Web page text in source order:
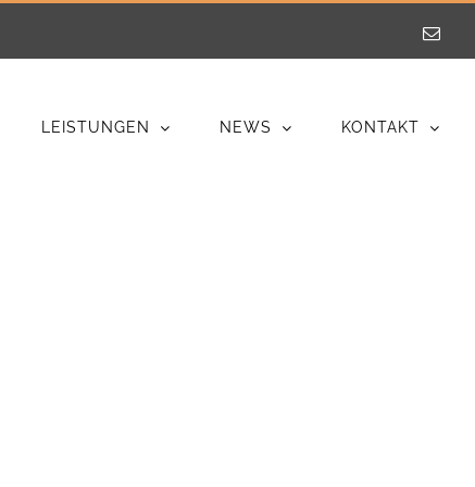
E-
LEISTUNGEN NEWS KONTAKT